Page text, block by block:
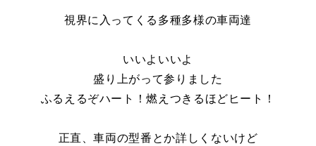
視界に入ってくる多種多様の車両達
いいよいいよ
盛り上がって参りました
ふるえるぞハート！燃えつきるほどヒート！
正直、車両の型番とか詳しくないけど